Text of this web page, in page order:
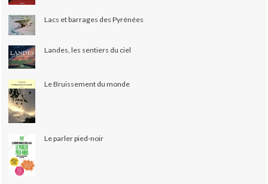
Lacs et barrages des Pyrénées
Landes, les sentiers du ciel
Le Bruissement du monde
Le parler pied-noir